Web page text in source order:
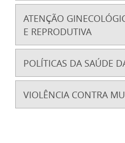
ATENÇÃO
E REPRODUTIVA
POLÍTICAS DA SAÚDE
VIOLÊNCIA CONTRA